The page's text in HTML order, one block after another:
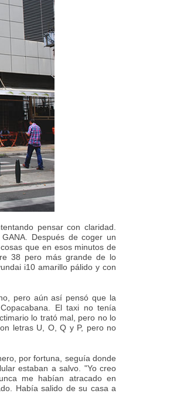
pensar con claridad.
Después de coger un
que en esos minutos de
38 pero más grande de lo
i10 amarillo pálido y con
pero aún así pensó que la
El taxi no tenía
lo trató mal, pero no lo
letras U, O, Q y P, pero no
por fortuna, seguía donde
estaban a salvo. "Yo creo
me habían atracado en
Había salido de su casa a